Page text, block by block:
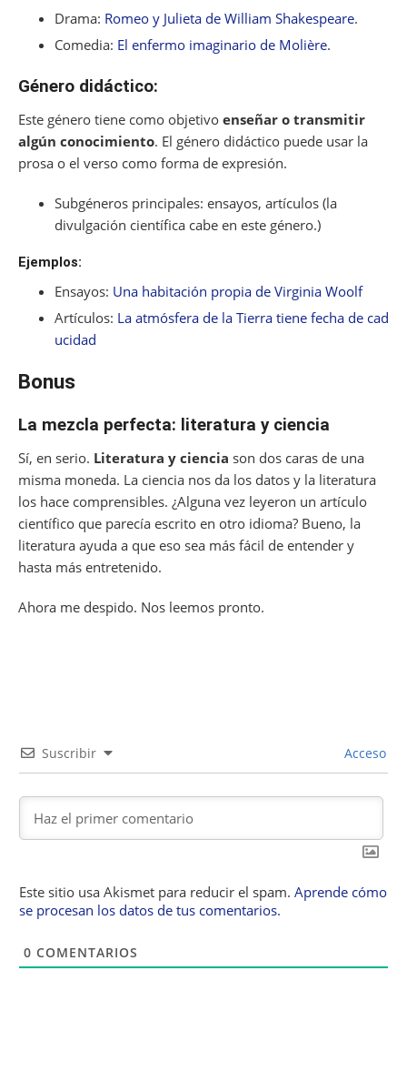
Drama: Romeo y Julieta de William Shakespeare.
Comedia: El enfermo imaginario de Molière.
Género didáctico:
Este género tiene como objetivo enseñar o transmitir
algún conocimiento. El género didáctico puede usar la
prosa o el verso como forma de expresión.
Subgéneros principales: ensayos, artículos (la
divulgación científica cabe en este género.)
Ejemplos:
Ensayos: Una habitación propia de Virginia Woolf
Artículos: La atmósfera de la Tierra tiene fecha de cad
ucidad
Bonus
La mezcla perfecta: literatura y ciencia
Sí, en serio. Literatura y ciencia son dos caras de una
misma moneda. La ciencia nos da los datos y la literatura
los hace comprensibles. ¿Alguna vez leyeron un artículo
científico que parecía escrito en otro idioma? Bueno, la
literatura ayuda a que eso sea más fácil de entender y
hasta más entretenido.
Ahora me despido. Nos leemos pronto.
Suscribir Acceso
Este sitio usa Akismet para reducir el spam. Aprende cómo
se procesan los datos de tus comentarios.
0 COMENTARIOS